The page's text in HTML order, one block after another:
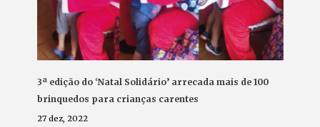
3ª edição do ‘Natal Solidário’ arrecada mais de 100
brinquedos para crianças carentes
27 dez, 2022